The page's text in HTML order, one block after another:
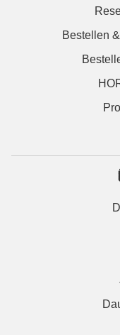
Bestellen